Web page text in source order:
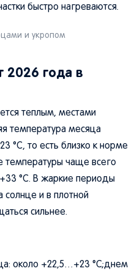
быстро нагреваются.
и укропом
2026 года в
теплым, местами
температура месяца
°C, то есть близко к норме
чаще всего
°C. В жаркие периоды
и в плотной
сильнее.
около +22,5…+23 °C;днем